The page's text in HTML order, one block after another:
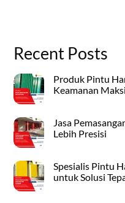
Recent Posts
Produk Pintu
Keamanan
Jasa
Lebih Presisi
Spesialis Pintu
untuk Solusi